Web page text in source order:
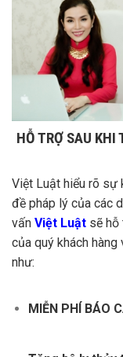
HỖ TRỢ SAU KHI
Việt Luật hiểu rõ sự
đề pháp lý của các
vấn Việt Luật sẽ hỗ
của quý khách
như:
MIỄN PHÍ BÁO